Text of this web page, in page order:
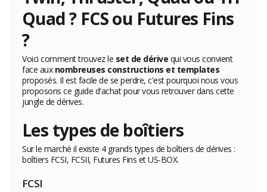
Quad ? FCS ou Futures Fins
?
Voici comment trouvez le set de dérive qui vous convient
face aux nombreuses constructions et templates
proposés. Il est facile de se perdre, c'est pourquoi nous vous
proposons ce guide d'achat pour vous retrouver dans cette
jungle de dérives.
Les types de boîtiers
Sur le marché il existe 4 grands types de boîtiers de dérives :
boîtiers FCSI, FCSII, Futures Fins et US-BOX.
FCSI